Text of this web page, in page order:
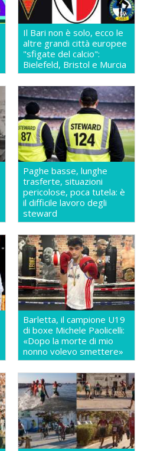
Il Bari non è solo, ecco le
altre grandi città europee
"sfigate del calcio":
Bielefeld, Bristol e Murcia
Paghe basse, lunghe
trasferte, situazioni
pericolose, poca tutela: è
il difficile lavoro degli
steward
Barletta, il campione U19
di boxe Michele Paolicelli:
«Dopo la morte di mio
nonno volevo smettere»